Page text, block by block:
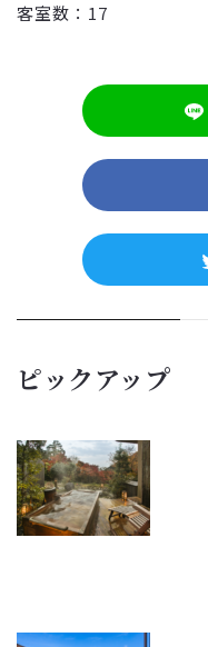
客室数：17
ピックアップ